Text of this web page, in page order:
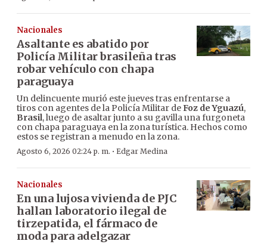
Nacionales
Asaltante es abatido por
Policía Militar brasileña tras
robar vehículo con chapa
paraguaya
Un delincuente murió este jueves tras enfrentarse a
tiros con agentes de la Policía Militar deFoz de Yguazú,
Brasil, luego de asaltar junto a su gavilla una furgoneta
con chapa paraguaya en la zona turística. Hechos como
estos se registran a menudo en la zona.
Agosto 6, 2026 02:24 p. m. · Edgar Medina
Nacionales
En una lujosa vivienda de PJC
hallan laboratorio ilegal de
tirzepatida, el fármaco de
moda para adelgazar